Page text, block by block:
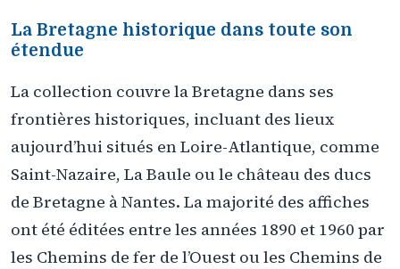
La Bretagne historique dans toute son
étendue
La collection couvre la Bretagne dans ses
frontières historiques, incluant des lieux
aujourd’hui situés en Loire-Atlantique, comme
Saint-Nazaire, La Baule ou le château des ducs
de Bretagne à Nantes. La majorité des affiches
ont été éditées entre les années 1890 et 1960 par
les Chemins de fer de l’Ouest ou les Chemins de